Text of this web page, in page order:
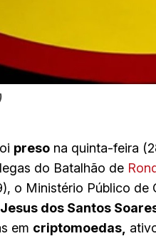
preso na quinta-feira
do Batalhão de
o Ministério Público de
dos Santos
em criptomoedas,